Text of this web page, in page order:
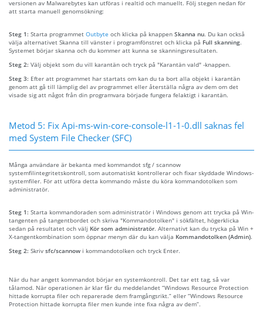
versionen av Malwarebytes kan utföras i realtid och manuellt. Följ stegen nedan för
att starta manuell genomsökning:
Steg 1: Starta programmet Outbyte och klicka på knappen Skanna nu. Du kan också
välja alternativet Skanna till vänster i programfönstret och klicka på Full skanning.
Systemet börjar skanna och du kommer att kunna se skanningsresultaten.
Steg 2: Välj objekt som du vill karantän och tryck på "Karantän vald" -knappen.
Steg 3: Efter att programmet har startats om kan du ta bort alla objekt i karantän
genom att gå till lämplig del av programmet eller återställa några av dem om det
visade sig att något från din programvara började fungera felaktigt i karantän.
Metod 5: Fix Api-ms-win-core-console-l1-1-0.dll saknas fel
med System File Checker (SFC)
Många användare är bekanta med kommandot sfg / scannow
systemfilintegritetskontroll, som automatiskt kontrollerar och fixar skyddade Windows-
systemfiler. För att utföra detta kommando måste du köra kommandotolken som
administratör.
Steg 1: Starta kommandoraden som administratör i Windows genom att trycka på Win-
tangenten på tangentbordet och skriva "Kommandotolken" i sökfältet, högerklicka
sedan på resultatet och välj Kör som administratör. Alternativt kan du trycka på Win +
X-tangentkombination som öppnar menyn där du kan välja Kommandotolken (Admin).
Steg 2: Skriv sfc/scannow i kommandotolken och tryck Enter.
När du har angett kommandot börjar en systemkontroll. Det tar ett tag, så var
tålamod. När operationen är klar får du meddelandet “Windows Resource Protection
hittade korrupta filer och reparerade dem framgångsrikt.” eller “Windows Resource
Protection hittade korrupta filer men kunde inte fixa några av dem”.